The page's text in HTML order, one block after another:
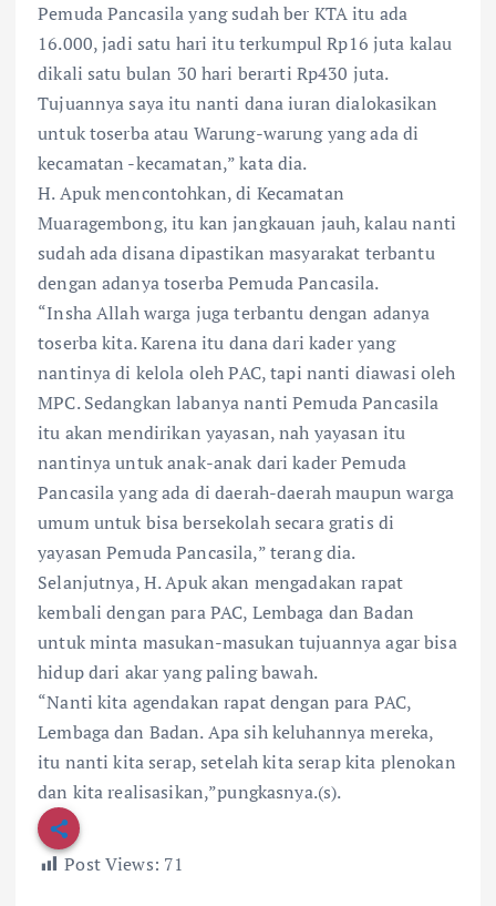
Pemuda Pancasila yang sudah ber KTA itu ada
16.000, jadi satu hari itu terkumpul Rp16 juta kalau
dikali satu bulan 30 hari berarti Rp430 juta.
Tujuannya saya itu nanti dana iuran dialokasikan
untuk toserba atau Warung-warung yang ada di
kecamatan -kecamatan,” kata dia.
H. Apuk mencontohkan, di Kecamatan
Muaragembong, itu kan jangkauan jauh, kalau nanti
sudah ada disana dipastikan masyarakat terbantu
dengan adanya toserba Pemuda Pancasila.
“Insha Allah warga juga terbantu dengan adanya
toserba kita. Karena itu dana dari kader yang
nantinya di kelola oleh PAC, tapi nanti diawasi oleh
MPC. Sedangkan labanya nanti Pemuda Pancasila
itu akan mendirikan yayasan, nah yayasan itu
nantinya untuk anak-anak dari kader Pemuda
Pancasila yang ada di daerah-daerah maupun warga
umum untuk bisa bersekolah secara gratis di
yayasan Pemuda Pancasila,” terang dia.
Selanjutnya, H. Apuk akan mengadakan rapat
kembali dengan para PAC, Lembaga dan Badan
untuk minta masukan-masukan tujuannya agar bisa
hidup dari akar yang paling bawah.
“Nanti kita agendakan rapat dengan para PAC,
Lembaga dan Badan. Apa sih keluhannya mereka,
itu nanti kita serap, setelah kita serap kita plenokan
dan kita realisasikan,”pungkasnya.(s).
Post Views: 71